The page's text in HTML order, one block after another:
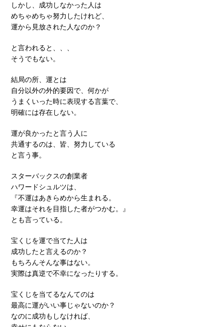
しかし、成功しなかった人は
めちゃめちゃ努力したけれど、
運から見放された人なのか？
と言われると、、、
そうでもない。
結局の所、運とは
自分以外の外的要因で、何かが
うまくいった時に表現する言葉で、
明確には存在しない。
運が良かったと言う人に
共通するのは、皆、努力している
と言う事。
スターバックスの創業者
ハワードシュルツは、
『不運はあきらめから生まれる。
幸運はそれを目指した者がつかむ。』
とも言っている。
宝くじを運で当てた人は
成功したと言えるのか？
もちろんそんな事はない。
実際は真逆で不幸になったりする。
宝くじを当てるなんてのは
最高に運がいい事じゃないのか？
なのに成功もしなければ、